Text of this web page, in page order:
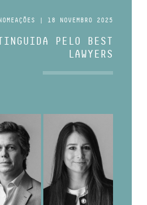
| 18 NOVEMBRO 2025
PELO BEST
LAWYERS